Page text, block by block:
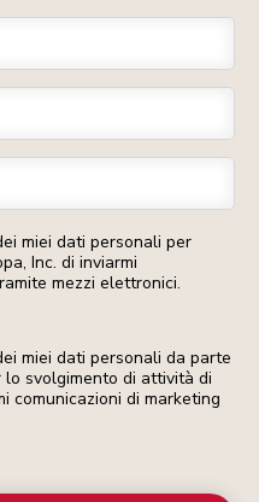
miei dati personali per
Inc. di inviarmi
mezzi elettronici.
miei dati personali da parte
lo svolgimento di attività di
comunicazioni di marketing